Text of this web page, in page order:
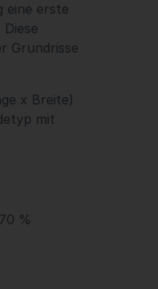
eine erste
Grundrisse
x Breite)
mit
%